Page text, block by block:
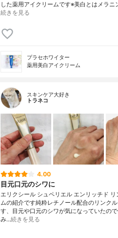
した薬用アイクリームです※美白とはメラニ
続きを見る
プラセホワイター
薬用美白アイクリーム
スキンケア大好き
トラネコ
4.00
目元口元のシワに
エリクシール シュペリエル エンリッチド リ
ムの紹介です純粋レチノール配合のリンク
す、目元や口元のシワが気になっていたの
み…続きを見る